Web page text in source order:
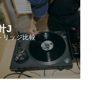
J
リッジ比較